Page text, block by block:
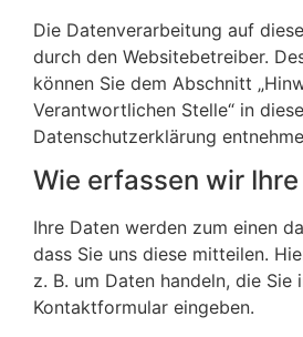
Die Datenverarbeitung auf
durch den Websitebetreiber.
können Sie dem Abschnitt
Verantwortlichen Stelle“ in
Datenschutzerklärung
Wie erfassen wir
Ihre Daten werden zum einen
dass Sie uns diese mitteilen.
z. B. um Daten handeln, die Sie
Kontaktformular eingeben.